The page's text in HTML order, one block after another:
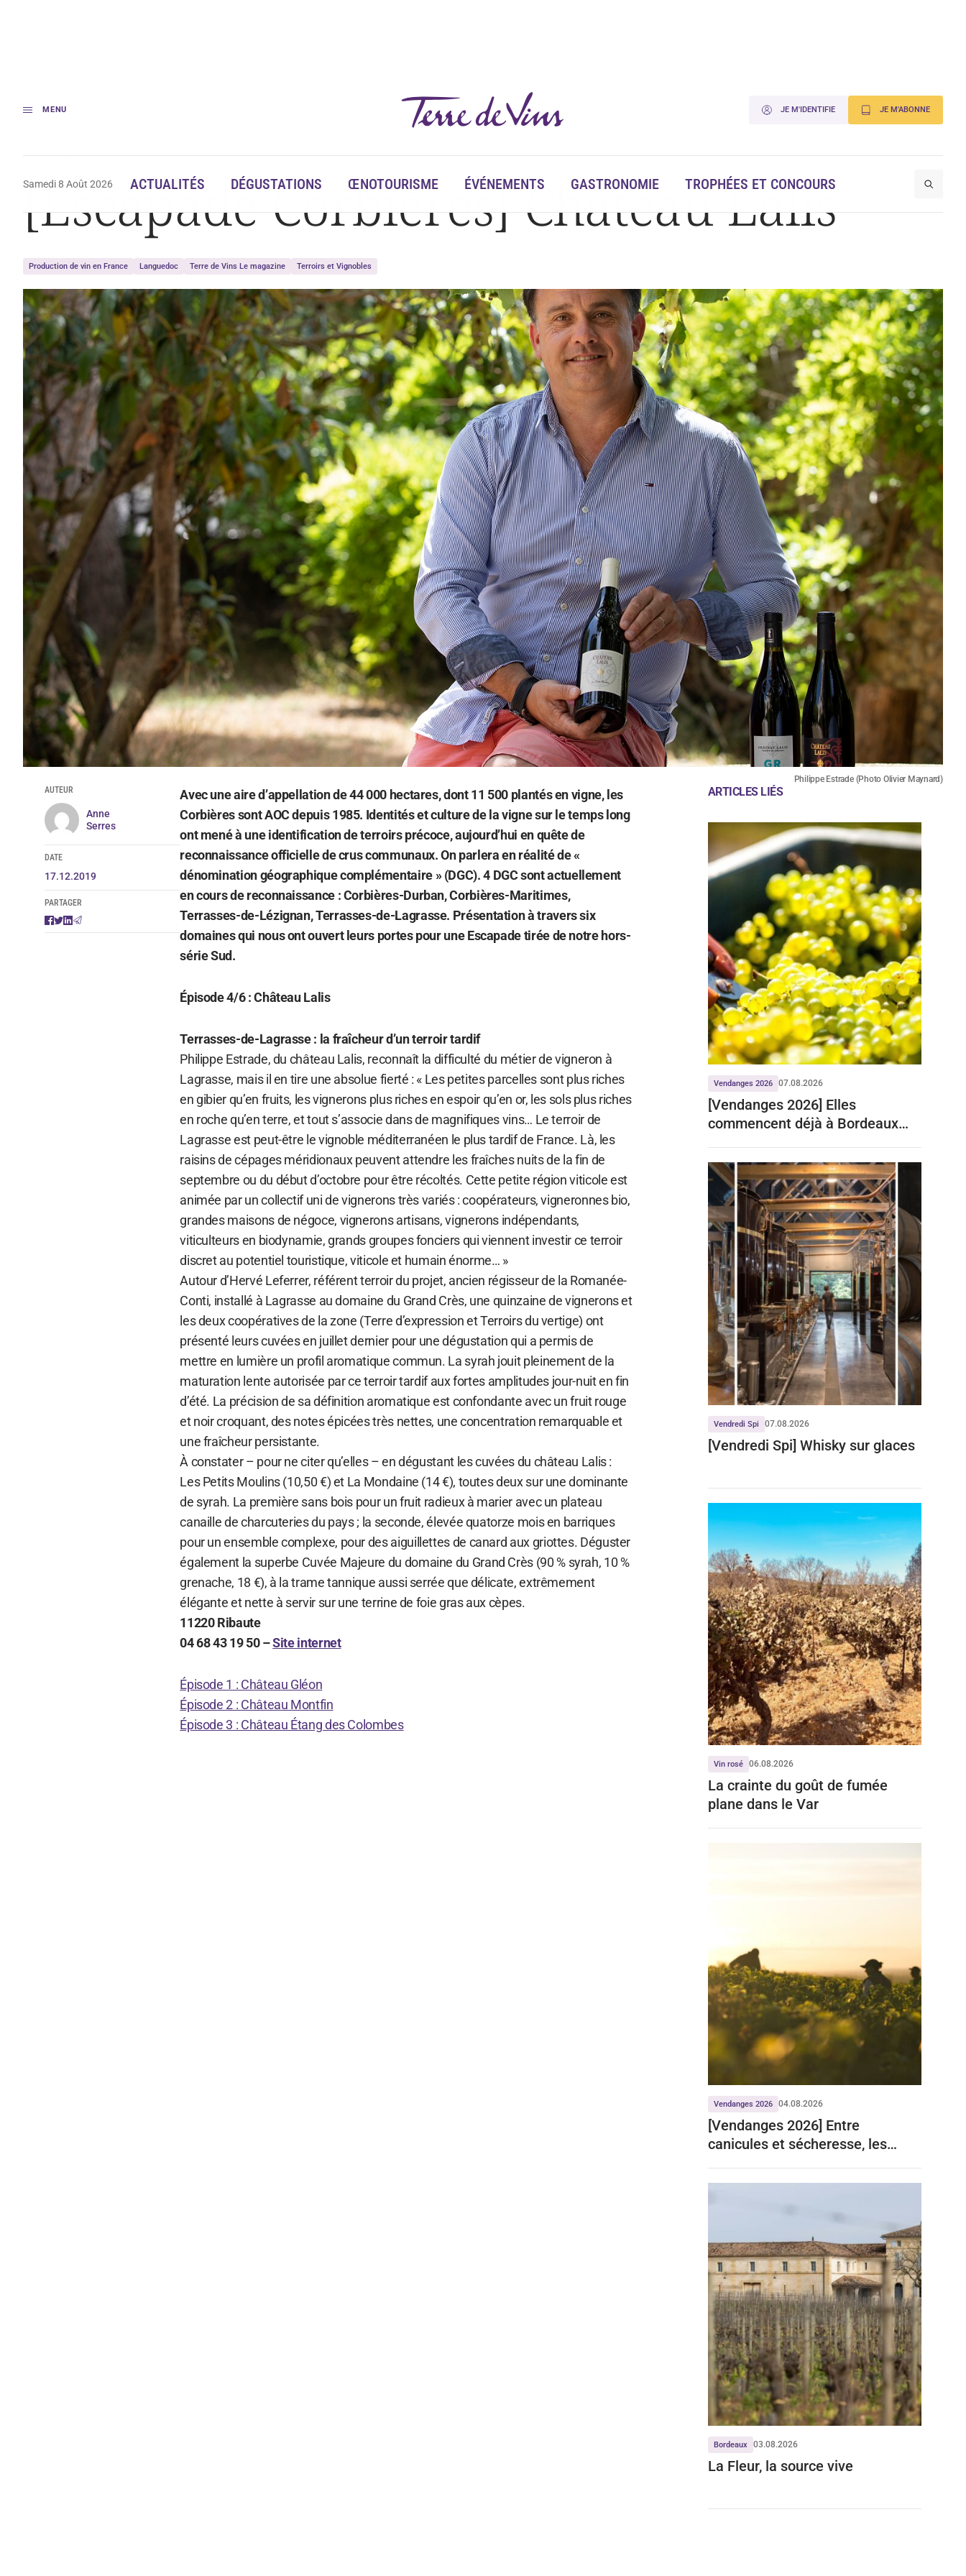
MENU JE M'IDENTIFIE JE M'ABONNE
Samedi 8 Août 2026 ACTUALITÉS DÉGUSTATIONS ŒNOTOURISME ÉVÉNEMENTS GASTRONOMIE TROPHÉES ET CONCOURS
Accueil [Escapade Corbières] Château Lalis
[Escapade Corbières] Château Lalis
Production de vin en France Languedoc Terre de Vins Le magazine Terroirs et Vignobles
Philippe Estrade (Photo Olivier Maynard)
AUTEUR
Anne
Serres
DATE
17.12.2019
PARTAGER
Avec une aire d’appellation de 44 000 hectares, dont 11 500 plantés en vigne, les
Corbières sont AOC depuis 1985. Identités et culture de la vigne sur le temps long
ont mené à une identification de terroirs précoce, aujourd’hui en quête de
reconnaissance officielle de crus communaux. On parlera en réalité de «
dénomination géographique complémentaire » (DGC). 4 DGC sont actuellement
en cours de reconnaissance : Corbières-Durban, Corbières-Maritimes,
Terrasses-de-Lézignan, Terrasses-de-Lagrasse. Présentation à travers six
domaines qui nous ont ouvert leurs portes pour une Escapade tirée de notre hors-
série Sud.
Épisode 4/6 : Château Lalis
Terrasses-de-Lagrasse : la fraîcheur d’un terroir tardif
Philippe Estrade, du château Lalis, reconnaît la difficulté du métier de vigneron à
Lagrasse, mais il en tire une absolue fierté : « Les petites parcelles sont plus riches
en gibier qu’en fruits, les vignerons plus riches en espoir qu’en or, les sols plus riches
en roche qu’en terre, et tout s’associe dans de magnifiques vins… Le terroir de
Lagrasse est peut-être le vignoble méditerranéen le plus tardif de France. Là, les
raisins de cépages méridionaux peuvent attendre les fraîches nuits de la fin de
septembre ou du début d’octobre pour être récoltés. Cette petite région viticole est
animée par un collectif uni de vignerons très variés : coopérateurs, vigneronnes bio,
grandes maisons de négoce, vignerons artisans, vignerons indépendants,
viticulteurs en biodynamie, grands groupes fonciers qui viennent investir ce terroir
discret au potentiel touristique, viticole et humain énorme… »
Autour d’Hervé Leferrer, référent terroir du projet, ancien régisseur de la Romanée-
Conti, installé à Lagrasse au domaine du Grand Crès, une quinzaine de vignerons et
les deux coopératives de la zone (Terre d’expression et Terroirs du vertige) ont
présenté leurs cuvées en juillet dernier pour une dégustation qui a permis de
mettre en lumière un profil aromatique commun. La syrah jouit pleinement de la
maturation lente autorisée par ce terroir tardif aux fortes amplitudes jour-nuit en fin
d’été. La précision de sa définition aromatique est confondante avec un fruit rouge
et noir croquant, des notes épicées très nettes, une concentration remarquable et
une fraîcheur persistante.
À constater – pour ne citer qu’elles – en dégustant les cuvées du château Lalis :
Les Petits Moulins (10,50 €) et La Mondaine (14 €), toutes deux sur une dominante
de syrah. La première sans bois pour un fruit radieux à marier avec un plateau
canaille de charcuteries du pays ; la seconde, élevée quatorze mois en barriques
pour un ensemble complexe, pour des aiguillettes de canard aux griottes. Déguster
également la superbe Cuvée Majeure du domaine du Grand Crès (90 % syrah, 10 %
grenache, 18 €), à la trame tannique aussi serrée que délicate, extrêmement
élégante et nette à servir sur une terrine de foie gras aux cèpes.
11220 Ribaute
04 68 43 19 50 –Site internet
Épisode 1 : Château Gléon
Épisode 2 : Château Montfin
Épisode 3 : Château Étang des Colombes
ARTICLES LIÉS
Vendanges 2026 07.08.2026
[Vendanges 2026] Elles
commencent déjà à Bordeaux
Vendredi Spi 07.08.2026
[Vendredi Spi] Whisky sur glaces
Vin rosé 06.08.2026
La crainte du goût de fumée
plane dans le Var
Vendanges 2026 04.08.2026
[Vendanges 2026] Entre
canicules et sécheresse, les
l’agriculture reportées
Bordeaux 03.08.2026
La Fleur, la source vive